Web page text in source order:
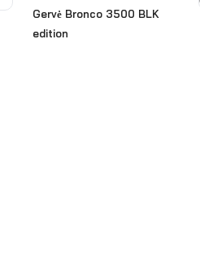
Gervė Bronco 3500 BLK
edition